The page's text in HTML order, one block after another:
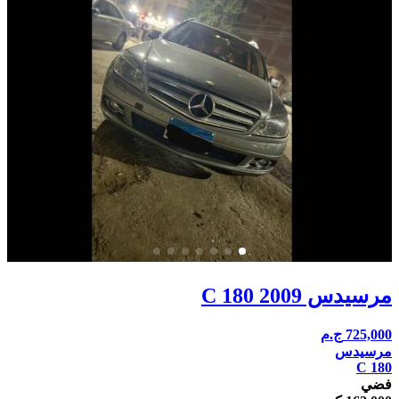
مرسيدس C 180 2009
725,000 ج.م
مرسيدس
C 180
فضي